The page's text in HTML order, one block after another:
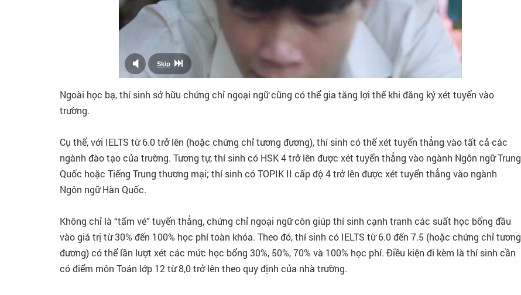
Ngoài học bạ, thí sinh sở hữu chứng chỉ ngoại ngữ cũng có thể gia tăng lợi thế khi đăng ký xét tuyển vào
trường.
Cụ thể, với IELTS từ 6.0 trở lên (hoặc chứng chỉ tương đương), thí sinh có thể xét tuyển thẳng vào tất cả các
ngành đào tạo của trường. Tương tự, thí sinh có HSK 4 trở lên được xét tuyển thẳng vào ngành Ngôn ngữ Trung
Quốc hoặc Tiếng Trung thương mại; thí sinh có TOPIK II cấp độ 4 trở lên được xét tuyển thẳng vào ngành
Ngôn ngữ Hàn Quốc.
Không chỉ là “tấm vé” tuyển thẳng, chứng chỉ ngoại ngữ còn giúp thí sinh cạnh tranh các suất học bổng đầu
vào giá trị từ 30% đến 100% học phí toàn khóa. Theo đó, thí sinh có IELTS từ 6.0 đến 7.5 (hoặc chứng chỉ tương
đương) có thể lần lượt xét các mức học bổng 30%, 50%, 70% và 100% học phí. Điều kiện đi kèm là thí sinh cần
có điểm môn Toán lớp 12 từ 8,0 trở lên theo quy định của nhà trường.